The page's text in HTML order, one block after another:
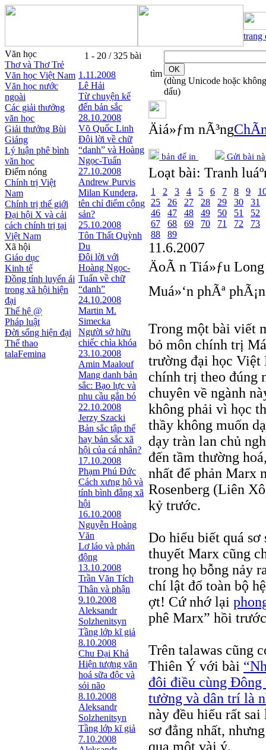
trang
Văn học
Thơ và Thơ Trẻ
Văn học Việt Nam
Văn học nước
ngoài
Các giải thưởng
văn học
Giải thưởng Bùi
Giáng
Lý luận phê bình
văn học
Điểm nóng
Chính trị Việt
Nam
Chính trị thế giới
Đại hội X và cải
cách chính trị tại
Việt Nam
Xã hội
Giáo dục
Kinh tế
Đồng tính luyến ái
trong xã hội hiện
đại
Thế hệ @
Pháp luật
Đời sống hiện đại
Thể thao
talaFemina
1 - 20 / 325 bài
1.11.2008
Lê Hải
Từ chuyện kể
đến bản sắc
28.10.2008
Võ Quốc Linh
Đôi lời về chữ
“danh” và Hoàng
Ngọc-Tuấn
27.10.2008
Andrew Purvis
Milan Kundera,
tên chỉ điểm cộng
sản?
25.10.2008
Tôn Thất Quỳnh
Du
Đôi lời với
Hoàng Ngọc-
Tuấn về chữ
“danh”
24.10.2008
Martin M.
Simecka
Người sở hữu
chiếc chìa khóa
23.10.2008
Amin Maalouf
Mang danh bản
sắc: Bạo lực và
nhu cầu gắn bó
22.10.2008
Jerzy Szacki
Bản sắc tập thể
hay bản sắc xã
hội của cá nhân?
17.10.2008
Phạm Phú Đức
Cách xưng hô và
tính bình đẳng xã
hội
16.10.2008
Nguyễn Hoàng
Văn
Lơ láo và phản
động
13.10.2008
Trần Văn Tích
Thân và phận
9.10.2008
Aleksandr
Solzhenitsyn
Tầng lớp kĩ giả
8.10.2008
Chu Đại Khả
Hiện tượng văn
hoá sữa độc và
sỏi não
8.10.2008
Aleksandr
Solzhenitsyn
Tầng lớp kĩ giả
7.10.2008
tìm
(dùng Unicode hoặc không
dấu)
Äiá»ƒm nÃ³ng
bản để in Gửi bài
Loạt bài: Tranh
1 2 3 4 5 6 7 8 9
25
26 27 28 29 30
31
46
47 48 49 50 51
52
67
68 69 70 71 72
73
88
89
11.6.2007
ÄoÃ n Tiá»ƒu Long
Muá»‘n phÃª
Trong một bài viết
bỏ môn chính trị
trường đại học Việt
chính trị theo đúng
chuyên về ngành
không phải vì học
thầy không muốn
dạy tràn lan chủ
đến tầm thường
nhất để phản Marx
Rosenberg (Liên
kỷ trước.
Do hiểu biết quá sơ
thuyết Marx cũng
trong họ bỗng nảy
chí lật đổ toàn bộ
ợt! Cứ nhớ lại
phê Marx” hồi
Trên talawas cũng
Thiên Ý với bài
đôi điều cùng Đông
tưởng và dân trí là
này đều hiểu rất
sơ đẳng nhất,
qua một vài ý.